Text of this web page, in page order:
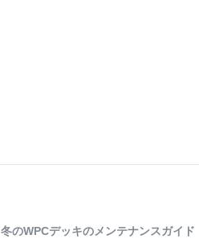
冬のWPCデッキのメンテナンスガイド